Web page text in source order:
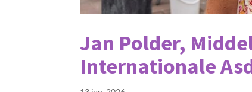
Jan Polder,
Internationale